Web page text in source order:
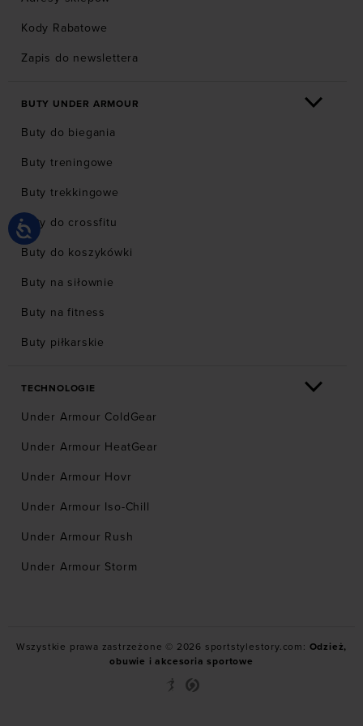
Kody Rabatowe
Zapis do newslettera
BUTY UNDER ARMOUR
Buty do biegania
Buty treningowe
Buty trekkingowe
Buty do crossfitu
Buty do koszykówki
Buty na siłownie
Buty na fitness
Buty piłkarskie
TECHNOLOGIE
Under Armour ColdGear
Under Armour HeatGear
Under Armour Hovr
Under Armour Iso-Chill
Under Armour Rush
Under Armour Storm
Wszystkie prawa zastrzeżone © 2026 sportstylestory.com: Odzież,
obuwie i akcesoria sportowe